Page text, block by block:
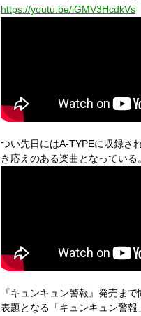
https://youtu.be/iGMV3HcdkVs
つい先日にはA-TYPEに収録さ
き応えのある楽曲となっている。
『キュンキュン警報』発売まで
表題となる「キュンキュン警